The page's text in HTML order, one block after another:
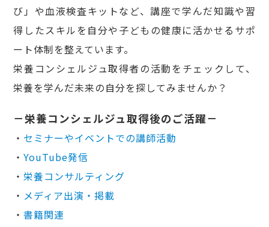
び」や血液検査キットなど、講座で学んだ知識や習
得したスキルを自分や子どもの健康に活かせるサポ
ート体制を整えています。
栄養コンシェルジュ取得者の活動をチェックして、
栄養を学んだ未来の自分を探してみませんか？
－栄養コンシェルジュ取得後のご活躍－
・ セミナーやイベントでの講師活動
・YouTube発信
・栄養コンサルティング
・ メディア出演・掲載
・書籍関連